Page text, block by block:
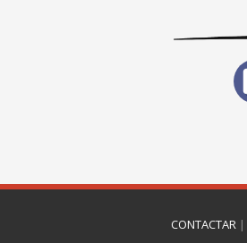
CONTACTAR|